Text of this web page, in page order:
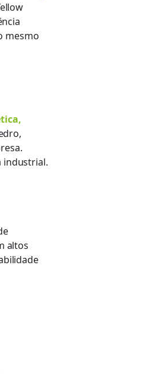
mesmo
industrial.
altos